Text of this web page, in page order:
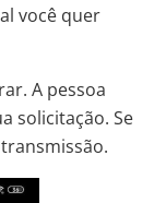
você quer
A pessoa
solicitação. Se